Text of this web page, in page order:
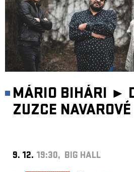
MÁRIO BIHÁRI ►
ZUZCE NAVAROVÉ
9. 12. 19:30, BIG HALL